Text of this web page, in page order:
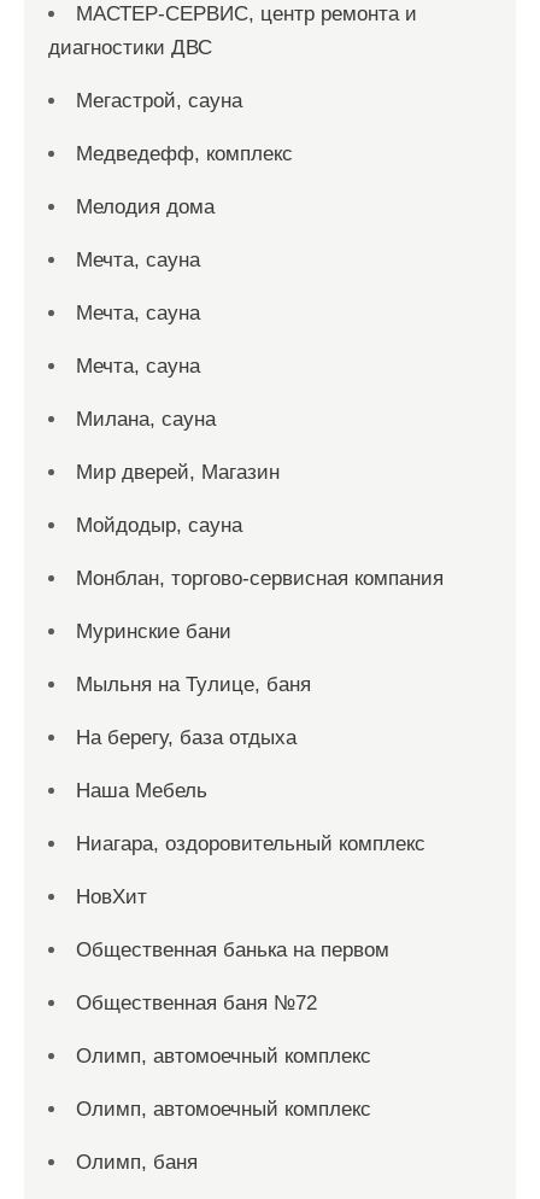
МАСТЕР-СЕРВИС, центр ремонта и
диагностики ДВС
Мегастрой, сауна
Медведефф, комплекс
Мелодия дома
Мечта, сауна
Мечта, сауна
Мечта, сауна
Милана, сауна
Мир дверей, Магазин
Мойдодыр, сауна
Монблан, торгово-сервисная компания
Муринские бани
Мыльня на Тулице, баня
На берегу, база отдыха
Наша Мебель
Ниагара, оздоровительный комплекс
НовХит
Общественная банька на первом
Общественная баня №72
Олимп, автомоечный комплекс
Олимп, автомоечный комплекс
Олимп, баня